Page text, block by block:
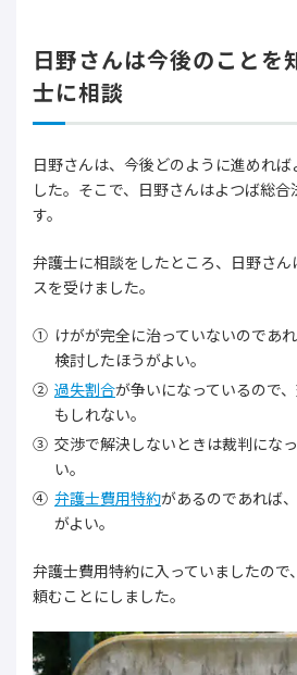
日野さんは今後のことを
士に相談
日野さんは、今後どのように進めれ
した。そこで、日野さんはよつば総
す。
弁護士に相談をしたところ、日野さ
スを受けました。
けがが完全に治っていないのであれ
検討したほうがよい。
過失割合が争いになっているので
もしれない。
交渉で解決しないときは裁判にな
い。
弁護士費用特約があるのであれば
がよい。
弁護士費用特約に入っていましたので
頼むことにしました。